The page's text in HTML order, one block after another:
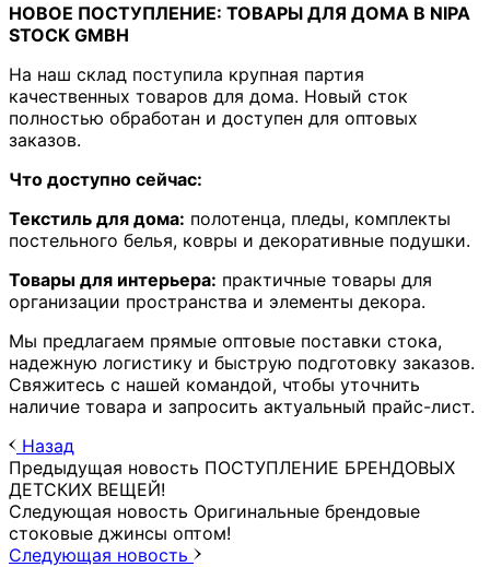
НОВОЕ ПОСТУПЛЕНИЕ: ТОВАРЫ ДЛЯ ДОМА В NIPA
STOCK GMBH
На наш склад поступила крупная партия
качественных товаров для дома. Новый сток
полностью обработан и доступен для оптовых
заказов.
Что доступно сейчас:
Текстиль для дома: полотенца, пледы, комплекты
постельного белья, ковры и декоративные подушки.
Товары для интерьера: практичные товары для
организации пространства и элементы декора.
Мы предлагаем прямые оптовые поставки стока,
надежную логистику и быструю подготовку заказов.
Свяжитесь с нашей командой, чтобы уточнить
наличие товара и запросить актуальный прайс-лист.
Назад
Предыдущая новость ПОСТУПЛЕНИЕ БРЕНДОВЫХ
ДЕТСКИХ ВЕЩЕЙ!
Следующая новость Оригинальные брендовые
стоковые джинсы оптом!
Следующая новость